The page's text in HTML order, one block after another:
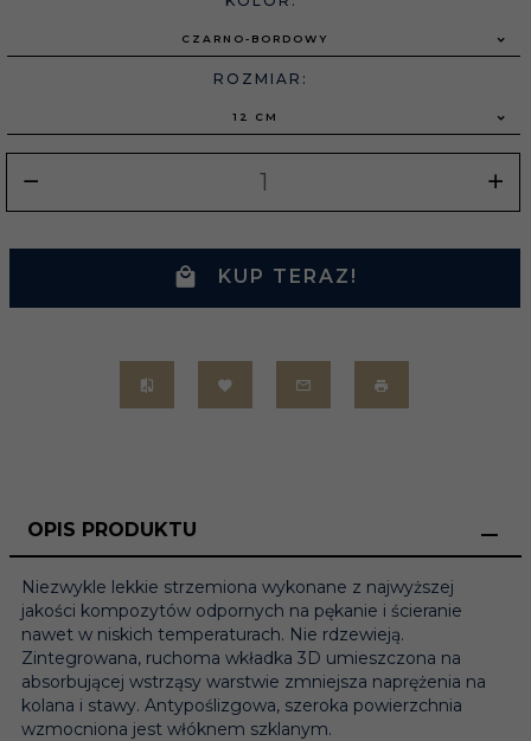
CZARNO-BORDOWY
ROZMIAR:
12 CM
KUP TERAZ!
OPIS PRODUKTU
Niezwykle lekkie strzemiona wykonane z najwyższej
jakości kompozytów odpornych na pękanie i ścieranie
nawet w niskich temperaturach. Nie rdzewieją.
Zintegrowana, ruchoma wkładka 3D umieszczona na
absorbującej wstrząsy warstwie zmniejsza naprężenia na
kolana i stawy. Antypoślizgowa, szeroka powierzchnia
wzmocniona jest włóknem szklanym.